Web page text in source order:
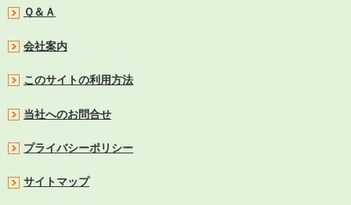
Ｑ＆Ａ
会社案内
このサイトの利用方法
当社へのお問合せ
プライバシーポリシー
サイトマップ